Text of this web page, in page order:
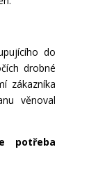
do
drobné
zákazníka
věnoval
potřeba